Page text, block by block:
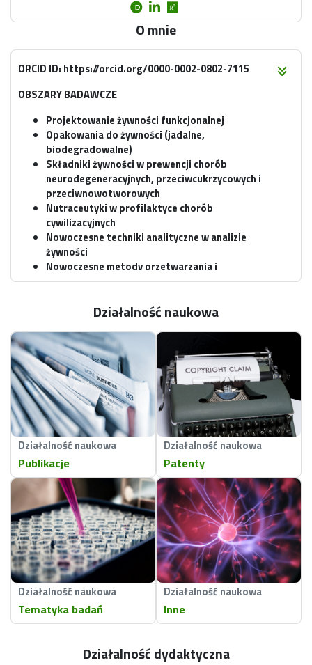
O mnie
ORCID ID: https://orcid.org/0000-0002-0802-7115
OBSZARY BADAWCZE
Projektowanie żywności funkcjonalnej
Opakowania do żywności (jadalne,
biodegradowalne)
Składniki żywności w prewencji chorób
neurodegeneracyjnych, przeciwcukrzycowych i
przeciwnowotworowych
Nutraceutyki w profilaktyce chorób
cywilizacyjnych
Nowoczesne techniki analityczne w analizie
żywności
Nowoczesne metody przetwarzania i
utrwalania żywności
składników żywności
FUNKCJE ORGANIZACYJNE PEŁNIONE W PŁ:
Członek Rady Dyscypliny naukowej Technologia
Żywności i Żywienia
Opiekun praktyk Menedżer żywności i żywienia
Działalność naukowa
Działalność naukowa
Publikacje
Działalność naukowa
Patenty
Działalność naukowa
Tematyka badań
Działalność naukowa
Inne
Działalność dydaktyczna